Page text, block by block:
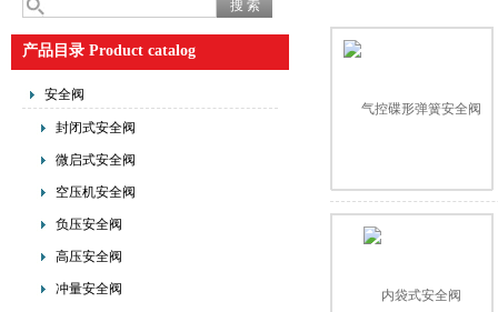
产品目录 Product catalog
安全阀
封闭式安全阀
微启式安全阀
空压机安全阀
负压安全阀
高压安全阀
冲量安全阀